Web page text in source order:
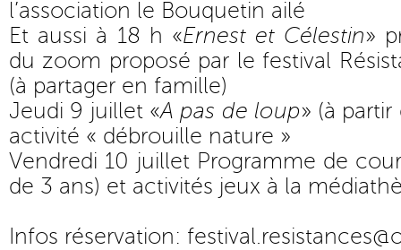
l’association le Bouquetin ailé
Et aussi à 18 h «Ernest et Célestin»
du zoom proposé par le festival
(à partager en famille)
Jeudi 9 juillet «A pas de loup» (à partir
activité « débrouille nature »
Vendredi 10 juillet Programme de
de 3 ans) et activités jeux à la
Infos réservation: